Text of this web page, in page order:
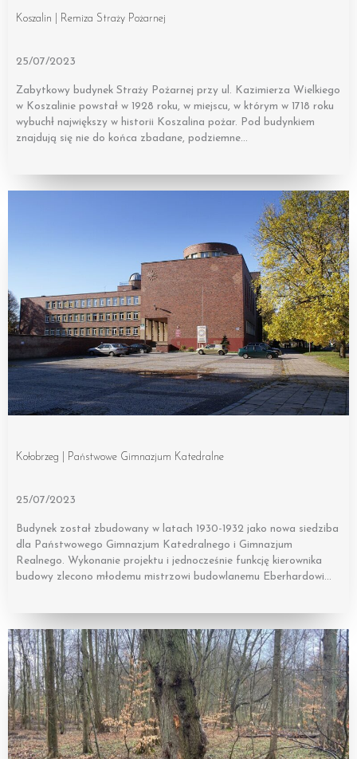
Koszalin | Remiza Straży Pożarnej
25/07/2023
Zabytkowy budynek Straży Pożarnej przy ul. Kazimierza Wielkiego
w Koszalinie powstał w 1928 roku, w miejscu, w którym w 1718 roku
wybuchł największy w historii Koszalina pożar. Pod budynkiem
znajdują się nie do końca zbadane, podziemne…
Kołobrzeg | Państwowe Gimnazjum Katedralne
25/07/2023
Budynek został zbudowany w latach 1930-1932 jako nowa siedziba
dla Państwowego Gimnazjum Katedralnego i Gimnazjum
Realnego. Wykonanie projektu i jednocześnie funkcję kierownika
budowy zlecono młodemu mistrzowi budowlanemu Eberhardowi…